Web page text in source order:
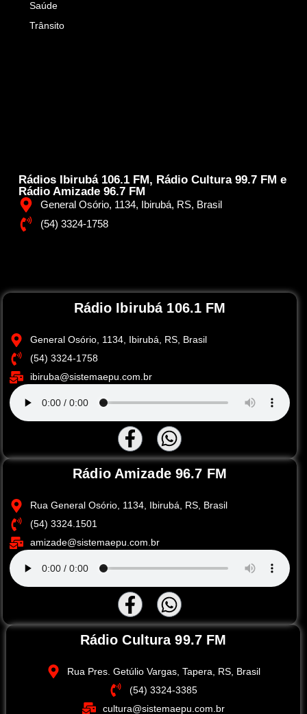
Rádios Ibirubá 106.1 FM, Rádio Cultura 99.7 FM e
Rádio Amizade 96.7 FM
General Osório, 1134, Ibirubá, RS, Brasil
(54) 3324-1758
Saúde
Trânsito
Rádio Ibirubá 106.1 FM
General Osório, 1134, Ibirubá, RS, Brasil
(54) 3324-1758
ibiruba@sistemaepu.com.br
Rádio Amizade 96.7 FM
Rua General Osório, 1134, Ibirubá, RS, Brasil
(54) 3324.1501
amizade@sistemaepu.com.br
Rádio Cultura 99.7 FM
Rua Pres. Getúlio Vargas, Tapera, RS, Brasil
(54) 3324-3385
cultura@sistemaepu.com.br